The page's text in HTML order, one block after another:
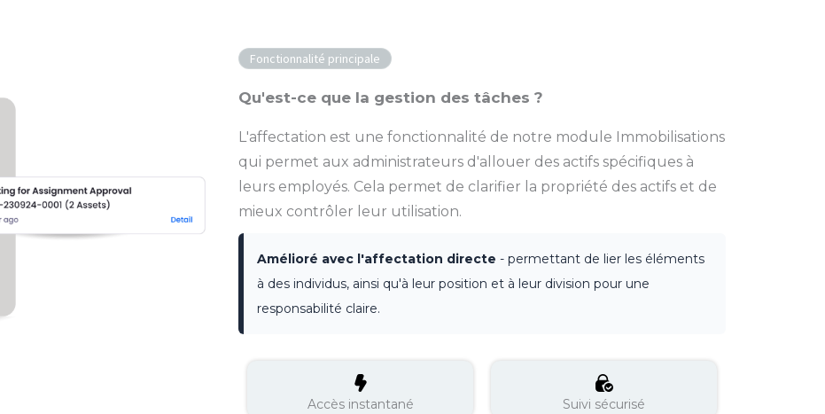
Fonctionnalité principale
Qu'est-ce que la gestion des tâches ?
L'affectation est une fonctionnalité de notre module Immobilisations
qui permet aux administrateurs d'allouer des actifs spécifiques à
leurs employés. Cela permet de clarifier la propriété des actifs et de
mieux contrôler leur utilisation.
Amélioré avec l'affectation directe - permettant de lier les éléments
à des individus, ainsi qu'à leur position et à leur division pour une
responsabilité claire.
Accès instantané Suivi sécurisé